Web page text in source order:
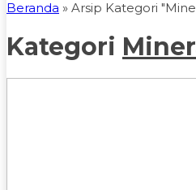
Beranda » Arsip Kategori
Kategori